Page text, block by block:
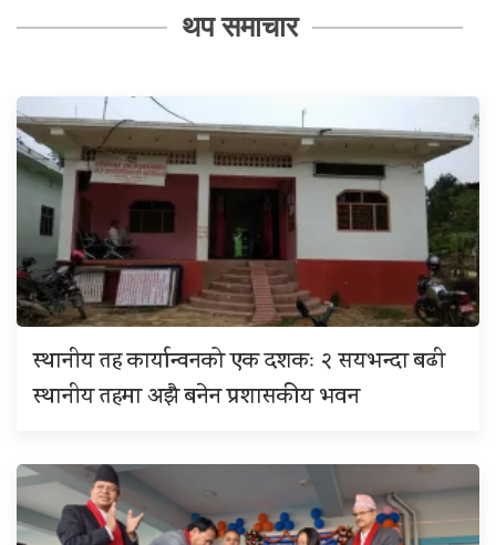
थप समाचार
स्थानीय तह कार्यान्वनको एक दशकः २ सयभन्दा बढी
स्थानीय तहमा अझै बनेन प्रशासकीय भवन